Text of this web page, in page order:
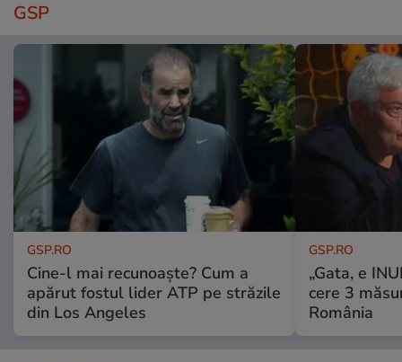
GSP
GSP.RO
Cine-l mai recunoaște? Cum a
apărut fostul lider ATP pe străzile
din Los Angeles
GSP.RO
„Gata, e
cere 3
România